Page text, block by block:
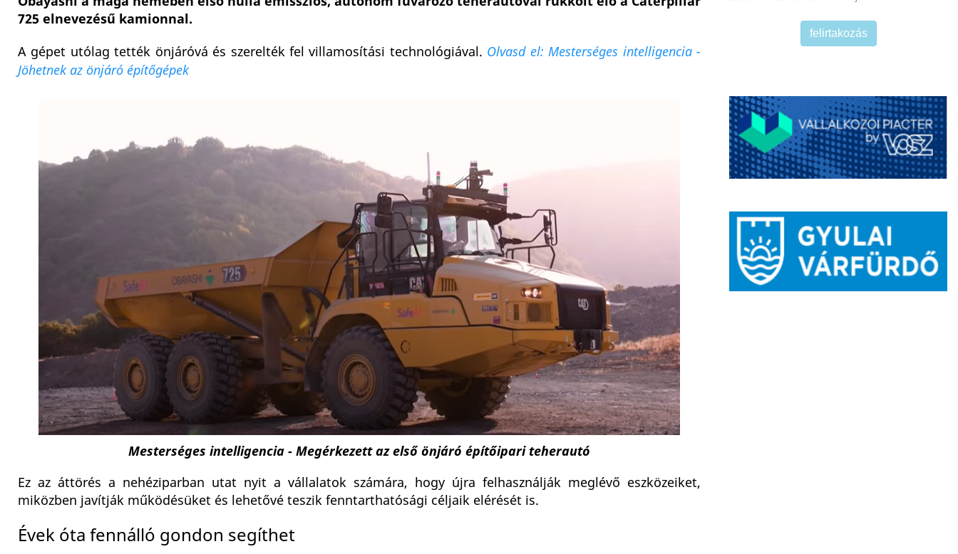
725 elnevezésű kamionnal.
A gépet utólag tették önjáróvá és szerelték fel villamosítási technológiával. Olvasd el: Mesterséges intelligencia -
Jöhetnek az önjáró építőgépek
Mesterséges intelligencia - Megérkezett az első önjáró építőipari teherautó
Ez az áttörés a nehéziparban utat nyit a vállalatok számára, hogy újra felhasználják meglévő eszközeiket,
miközben javítják működésüket és lehetővé teszik fenntarthatósági céljaik elérését is.
Évek óta fennálló gondon segíthet